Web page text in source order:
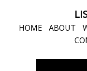
HOME ABOUT